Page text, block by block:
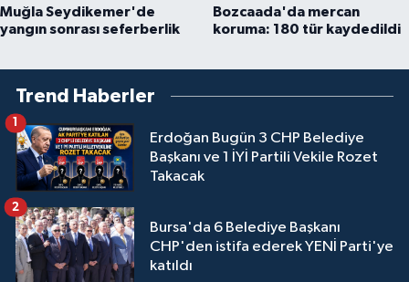
Muğla Seydikemer'de
yangın sonrası seferberlik
Bozcaada'da mercan
koruma: 180 tür kaydedildi
Trend Haberler
Erdoğan Bugün 3 CHP Belediye
Başkanı ve 1 İYİ Partili Vekile Rozet
Takacak
1
Bursa'da 6 Belediye Başkanı
CHP'den istifa ederek YENİ Parti'ye
katıldı
2